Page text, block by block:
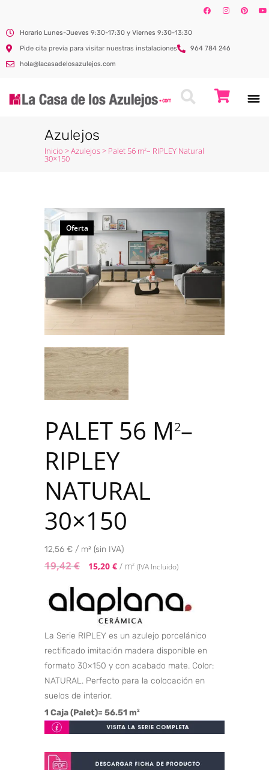
Horario Lunes-Jueves 9:30-17:30 y Viernes 9:30-13:30
Pide cita previa para visitar nuestras instalaciones
964 784 246
hola@lacasadelosazulejos.com
Azulejos
Inicio >Azulejos> Palet 56 m2– RIPLEY Natural
30×150
Oferta
PALET 56 M2–
RIPLEY
NATURAL
30×150
12,56 € / m² (sin IVA)
19,42€ 15,20 € / m2 (IVA Incluido)
La Serie RIPLEY es un azulejo porcelánico
rectificado imitación madera disponible en
formato 30×150 y con acabado mate. Color:
NATURAL. Perfecto para la colocación en
suelos de interior.
1 Caja (Palet)= 56.51 m2